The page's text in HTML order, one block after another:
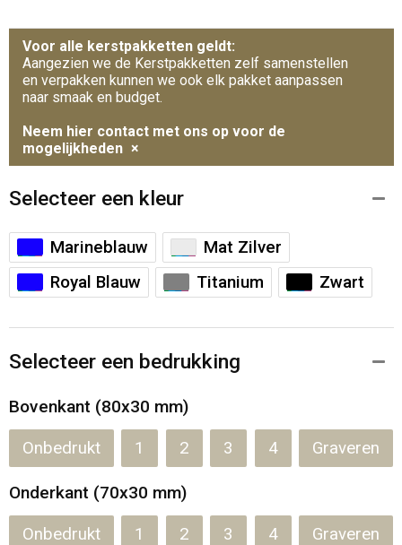
Voor alle kerstpakketten geldt:
Aangezien we de Kerstpakketten zelf samenstellen
en verpakken kunnen we ook elk pakket aanpassen
naar smaak en budget.
Neem hier contact met ons op voor de
mogelijkheden ×
Selecteer een kleur
Marineblauw
Mat Zilver
Royal Blauw
Titanium Zwart
Selecteer een bedrukking
Bovenkant (80x30 mm)
Onbedrukt 1 2 3 4 Graveren
Onderkant (70x30 mm)
Onbedrukt 1 2 3 4 Graveren